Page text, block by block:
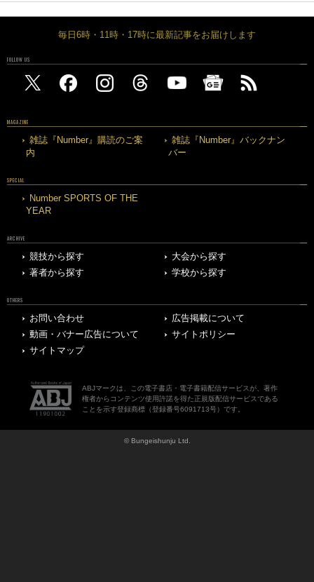
毎日6時・11時・17時に最新記事をお届けします
FOLLOW US
MAGAZINE
雑誌『Number』購読のご案
内
雑誌『Number』バックナン
バー
SPECIAL
Number SPORTS OF THE
YEAR
ARCHIVE
競技から探す
大会から探す
著者から探す
学校から探す
OTHERS
お問い合わせ
広告掲載について
動画・バナー広告について
サイトポリシー
サイトマップ
ABJマークは、この電子書店・電子書籍配信サービスが、著作
権者からコンテンツ使用許諾を得た正規版配信サービスである
ことを示す登録商標（登録番号6091713号）です。
© Bungeishunju Ltd.